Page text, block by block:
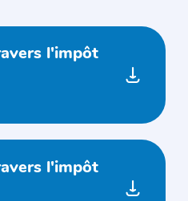
l'impôt
l'impôt